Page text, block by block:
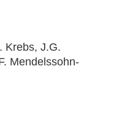
Krebs, J.G.
Mendelssohn-